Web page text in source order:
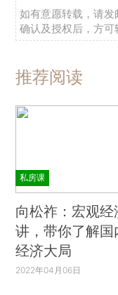
如有意愿转载，请发
确认及授权后，方可
推荐阅读
私房课
向松祚：宏观经
讲，带你了解国
经济大局
2022年04月06日